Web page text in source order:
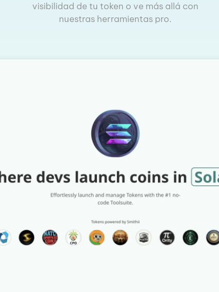
visibilidad de tu token o ve más allá con
nuestras herramientas pro.